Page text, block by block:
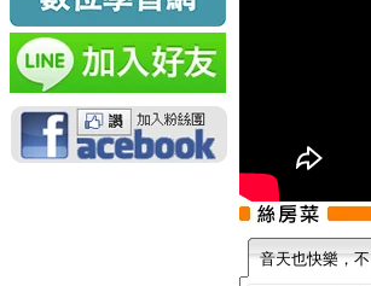
音天也快樂，不